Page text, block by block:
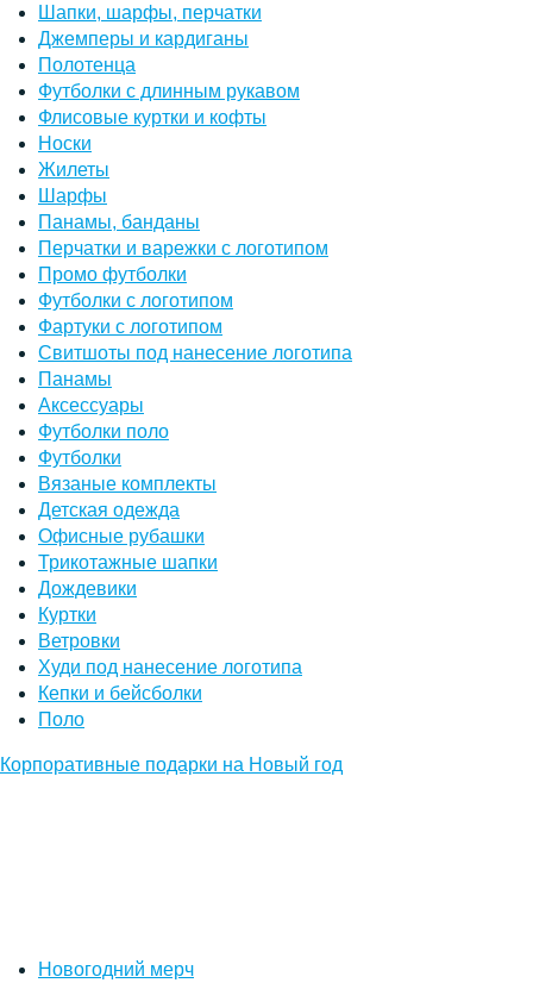
Шапки, шарфы, перчатки
Джемперы и кардиганы
Полотенца
Футболки с длинным рукавом
Флисовые куртки и кофты
Носки
Жилеты
Шарфы
Панамы, банданы
Перчатки и варежки с логотипом
Промо футболки
Футболки с логотипом
Фартуки с логотипом
Свитшоты под нанесение логотипа
Панамы
Аксессуары
Футболки поло
Футболки
Вязаные комплекты
Детская одежда
Офисные рубашки
Трикотажные шапки
Дождевики
Куртки
Ветровки
Худи под нанесение логотипа
Кепки и бейсболки
Поло
Корпоративные подарки на Новый год
Новогодний мерч